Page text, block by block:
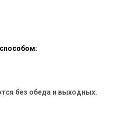
без обеда и выходных.